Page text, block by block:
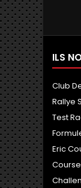
ILS
Club
Rallye
Test
Eric